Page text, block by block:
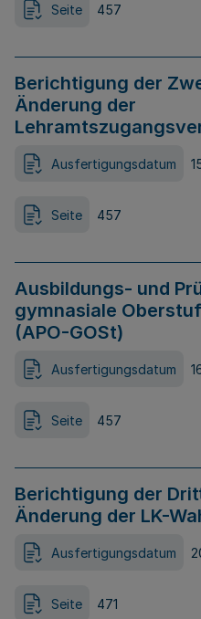
Seite 457
Berichtigung der
Änderung der
Ausfertigungsdatum
Seite 457
Ausbildungs- und
gymnasiale
(APO-GOSt)
Ausfertigungsdatum
Seite 457
Berichtigung der
Änderung der LK-
Ausfertigungsdatum
Seite 471